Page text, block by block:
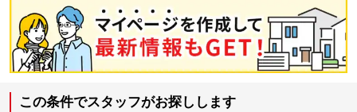
この条件でスタッフがお探しします